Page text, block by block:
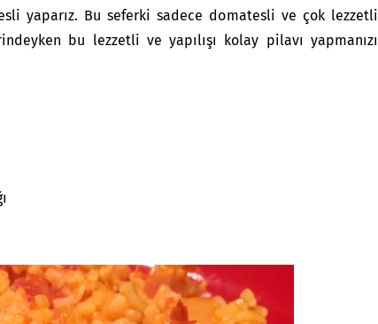
yaparız. Bu seferki sadece domatesli ve çok lezzetli
bu lezzetli ve yapılışı kolay pilavı yapmanızı